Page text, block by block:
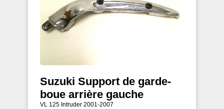
Suzuki Support de garde-
boue arrière gauche
VL 125 Intruder 2001-2007